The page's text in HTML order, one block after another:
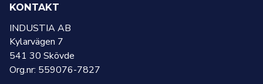
KONTAKT
INDUSTIA AB
Kylarvägen 7
541 30 Skövde
Org.nr: 559076-7827